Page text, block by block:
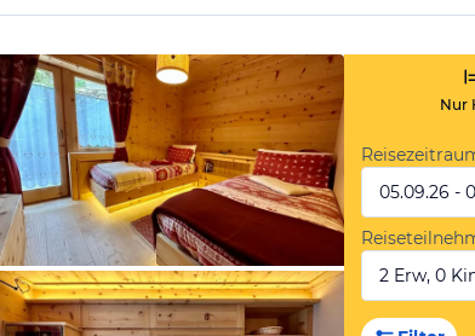
von Booking.com
Nur
05.09.26 -
2 Erw, 0